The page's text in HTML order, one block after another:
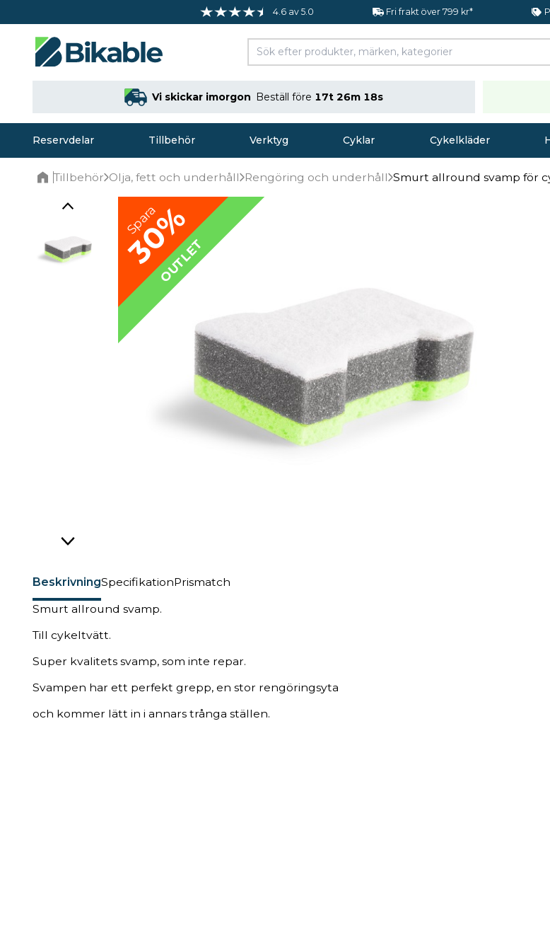
4.6 av 5.0 Fri frakt över 799 kr*
Vi skickar imorgon Beställ före 17t 26m 18s
Reservdelar Tillbehör Verktyg Cyklar Cykelkläder
Tillbehör Olja, fett och underhåll Rengöring och underhåll Smurt allround svamp för
Spara
30%
OUTLET
BeskrivningSpecifikationPrismatch
Smurt allround svamp.
Till cykeltvätt.
Super kvalitets svamp, som inte repar.
Svampen har ett perfekt grepp, en stor rengöringsyta
och kommer lätt in i annars trånga ställen.